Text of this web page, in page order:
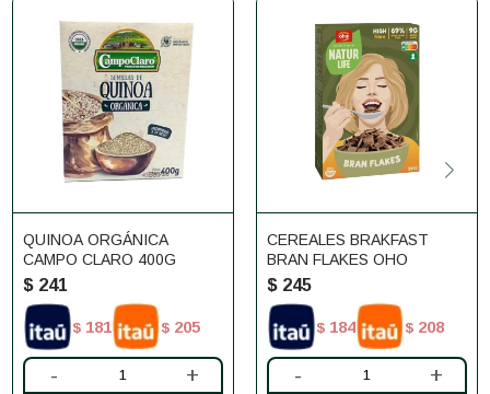
QUINOA ORGÁNICA
CAMPO CLARO 400G
$ 241
$ 181 $ 205
- +
CEREALES BRAKFAST
BRAN FLAKES OHO
$ 245
$ 184 $ 208
- +